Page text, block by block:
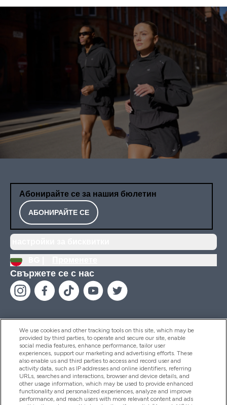
Абонирайте се за нашия бюлетин
АБОНИРАЙТЕ СЕ
Свържете се с нас
Помощ И Информация
Продукти
We use cookies and other tracking tools on this site, which may be
provided by third parties, to operate and secure our site, enable
social media features, enhance performance, tailor user
experiences, support our marketing and advertising efforts. These
also enable us and third parties to access and record user and
activity data, such as IP addresses and online identifiers, referring
URLs, searches and interactions, browser and device details, and
other usage information, which may be used to provide enhanced
functionality and personalized experiences, analyze and improve
performance, and reach users with more relevant content and ads